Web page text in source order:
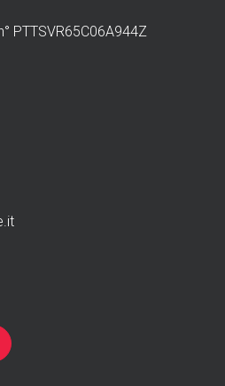
PTTSVR65C06A944Z